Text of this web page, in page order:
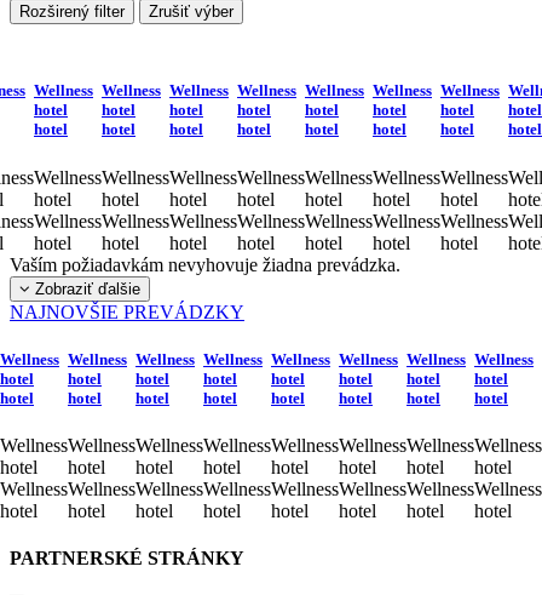
Rozširený filter Zrušiť výber
Wellness
hotel
hotel
Wellness
hotel
Wellness
hotel
Wellness
hotel
hotel
Wellness
hotel
Wellness
hotel
Wellness
hotel
hotel
Wellness
hotel
Wellness
hotel
Wellness
hotel
hotel
Wellness
hotel
Wellness
hotel
Wellness
hotel
hotel
Wellness
hotel
Wellness
hotel
Wellness
hotel
hotel
Wellness
hotel
Wellness
hotel
Wellness
hotel
hotel
Wellness
hotel
Wellness
hotel
hotel
hotel
Vaším požiadavkám nevyhovuje žiadna prevádzka.
Zobraziť ďalšie
NAJNOVŠIE PREVÁDZKY
Wellness
hotel
hotel
Wellness
hotel
Wellness
hotel
Wellness
hotel
hotel
Wellness
hotel
Wellness
hotel
Wellness
hotel
hotel
Wellness
hotel
Wellness
hotel
Wellness
hotel
hotel
Wellness
hotel
Wellness
hotel
Wellness
hotel
hotel
Wellness
hotel
Wellness
hotel
Wellness
hotel
hotel
Wellness
hotel
Wellness
hotel
Wellness
hotel
hotel
Wellness
hotel
Wellness
hotel
Wellness
hotel
hotel
Wellness
hotel
Wellness
hotel
PARTNERSKÉ STRÁNKY